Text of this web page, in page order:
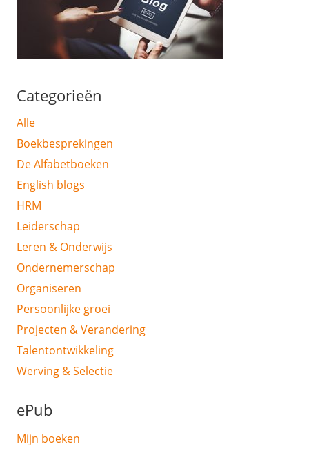
Categorieën
Alle
Boekbesprekingen
De Alfabetboeken
English blogs
HRM
Leiderschap
Leren & Onderwijs
Ondernemerschap
Organiseren
Persoonlijke groei
Projecten & Verandering
Talentontwikkeling
Werving & Selectie
ePub
Mijn boeken